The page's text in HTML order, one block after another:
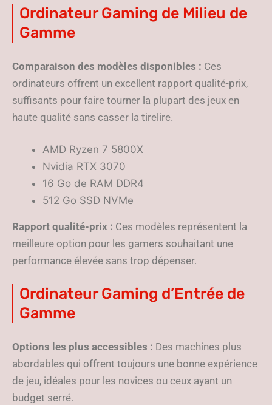
Ordinateur Gaming de Milieu de
Gamme
Comparaison des modèles disponibles : Ces
ordinateurs offrent un excellent rapport qualité-prix,
suffisants pour faire tourner la plupart des jeux en
haute qualité sans casser la tirelire.
AMD Ryzen 7 5800X
Nvidia RTX 3070
16 Go de RAM DDR4
512 Go SSD NVMe
Rapport qualité-prix : Ces modèles représentent la
meilleure option pour les gamers souhaitant une
performance élevée sans trop dépenser.
Ordinateur Gaming d’Entrée de
Gamme
Options les plus accessibles : Des machines plus
abordables qui offrent toujours une bonne expérience
de jeu, idéales pour les novices ou ceux ayant un
budget serré.